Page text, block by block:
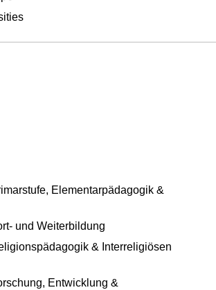
Elementarpädagogik &
und Weiterbildung
& Interreligiösen
Entwicklung &